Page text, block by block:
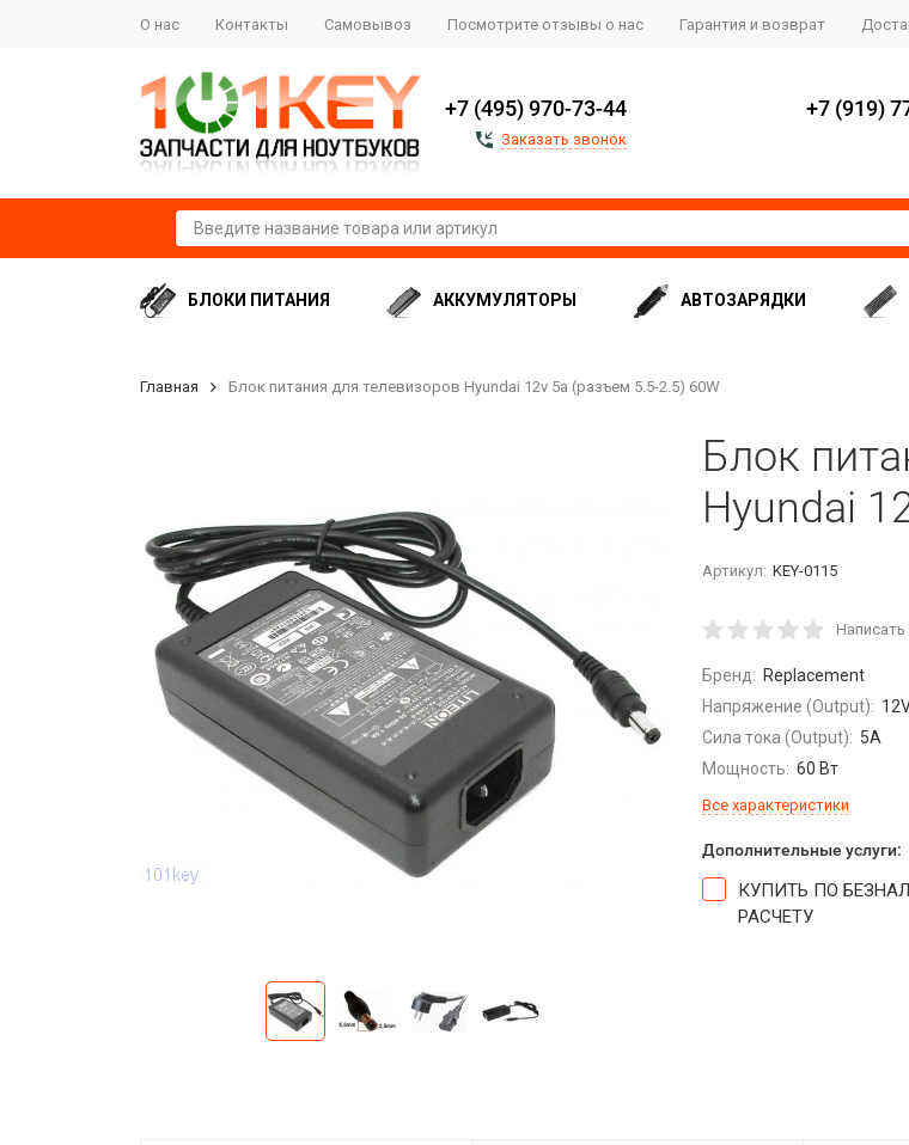
О нас Контакты Самовывоз Посмотрите отзывы о нас Гарантия и возврат
+7 (495) 970-73-44
Заказать звонок
+7 (919)
БЛОКИ ПИТАНИЯ АККУМУЛЯТОРЫ АВТОЗАРЯДКИ
Главная Блок питания для телевизоров Hyundai 12v 5a (разъем 5.5-2.5) 60W
Блок
Hyundai
Артикул: KEY-0115
Бренд: Replacement
Напряжение (Output):
Сила тока (Output): 5A
Мощность: 60 Вт
Все характеристики
Дополнительные услуги:
КУПИТЬ ПО
РАСЧЕТУ